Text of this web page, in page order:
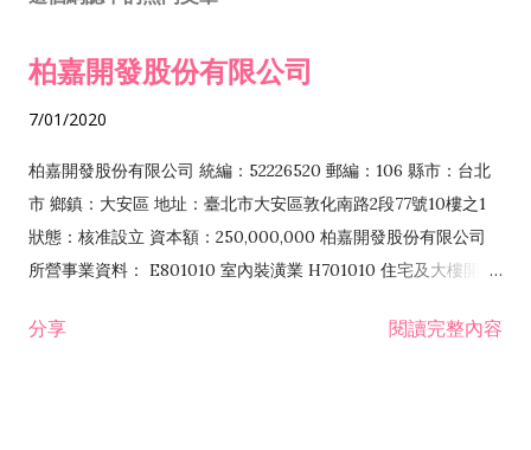
柏嘉開發股份有限公司
7/01/2020
柏嘉開發股份有限公司 統編：52226520 郵編：106 縣市：台北
市 鄉鎮：大安區 地址：臺北市大安區敦化南路2段77號10樓之1
狀態：核准設立 資本額：250,000,000 柏嘉開發股份有限公司
所營事業資料： E801010 室內裝潢業 H701010 住宅及大樓開發
發業 H703090 不動產買賣業 H703100 不動產租賃業 I503010
分享 閱讀完整內容